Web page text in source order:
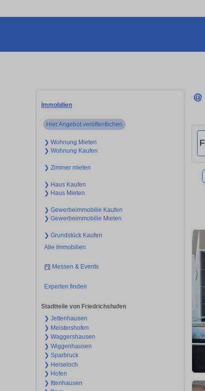
Immobilien
Hier Angebot veröffentlichen
❯ Wohnung Mieten
❯ Wohnung Kaufen
❯ Zimmer mieten
❯ Haus Kaufen
❯ Haus Mieten
❯ Gewerbeimmobilie Kaufen
❯ Gewerbeimmobilie Mieten
❯ Grundstück Kaufen
Alle Immobilien
Messen & Events
Experten finden
Stadtteile von Friedrichshafen
❯ Jettenhausen
❯ Meistershofen
❯ Waggershausen
❯ Wiggenhausen
❯ Sparbruck
❯ Heiseloch
❯ Hofen
❯ Ittenhausen